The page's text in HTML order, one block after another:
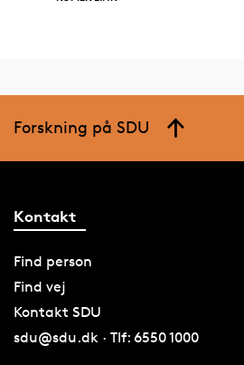
Forskning på SDU
Kontakt
Find person
Find vej
Kontakt SDU
sdu@sdu.dk · Tlf: 6550 1000